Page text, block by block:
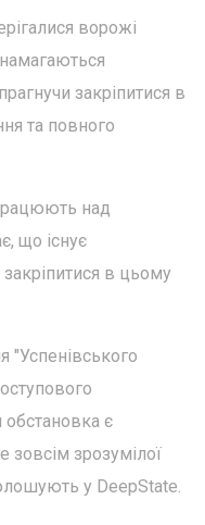
ворожі
закріпитися в
та повного
над
що існує
в цьому
"Успенівського
є
зовсім зрозумілої
у DeepState.